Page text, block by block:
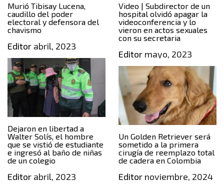
Murió Tibisay Lucena,
caudillo del poder
electoral y defensora del
chavismo
Editor abril, 2023
Video | Subdirector de un
hospital olvidó apagar la
videoconferencia y lo
vieron en actos sexuales
con su secretaria
Editormayo, 2023
Dejaron en libertad a
Walter Solís, el hombre
que se vistió de estudiante
e ingresó al baño de niñas
de un colegio
Editor abril, 2023
Un Golden Retriever será
sometido a la primera
cirugía de reemplazo total
de cadera en Colombia
Editornoviembre, 2024